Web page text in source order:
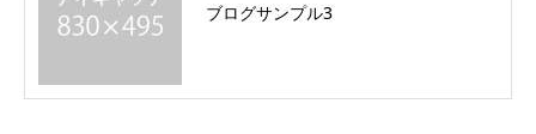
ブログサンプル3